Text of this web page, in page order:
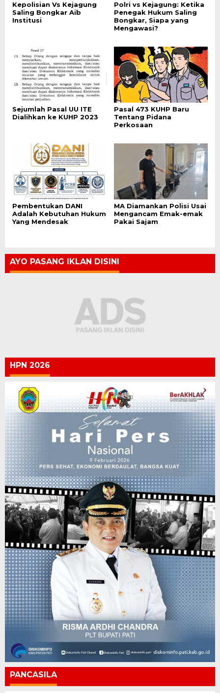
Kepolisian Vs Kejagung
Saling Bongkar Aib
Institusi
Polri vs Kejagung: Ketika
Penegak Hukum Saling
Bongkar, Siapa yang
Mengawasi?
Sejumlah Pasal UU ITE
Dialihkan ke KUHP 2023
Pasal 473 KUHP Baru
Tentang Pidana
Perkosaan
Pembentukan DANI
Adalah Kebutuhan Hukum
Yang Mendesak
MA Diamankan Polisi Usai
Mengancam Emak-emak
Pakai Sajam
AYO PASANG IKLAN DISINI
HPN 2026
PANCASILA